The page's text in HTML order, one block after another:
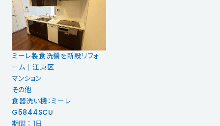
ミーレ製食洗機を新設リフォ
ーム│江東区
マンション
その他
食器洗い機：ミーレ
G5844SCU
期間 ： 1日